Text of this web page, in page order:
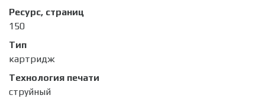
Ресурс, страниц
150
Тип
картридж
Технология печати
струйный